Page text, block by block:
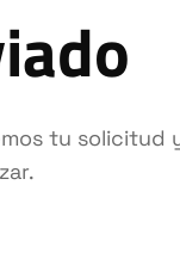
tu solicitud